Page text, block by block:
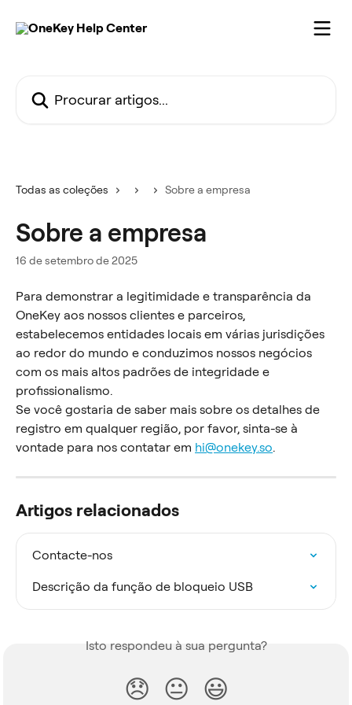
Todas as coleções Sobre a empresa
Sobre a empresa
16 de setembro de 2025
Para demonstrar a legitimidade e transparência da
OneKey aos nossos clientes e parceiros,
estabelecemos entidades locais em várias jurisdições
ao redor do mundo e conduzimos nossos negócios
com os mais altos padrões de integridade e
profissionalismo.
Se você gostaria de saber mais sobre os detalhes de
registro em qualquer região, por favor, sinta-se à
vontade para nos contatar em hi@onekey.so.
Artigos relacionados
Contacte-nos
Descrição da função de bloqueio USB
Isto respondeu à sua pergunta?
😞 😐 😃